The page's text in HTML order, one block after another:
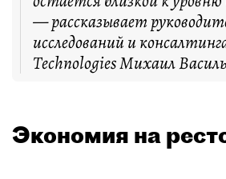
— рассказывает
исследований и
Technologies Михаил
Экономия на